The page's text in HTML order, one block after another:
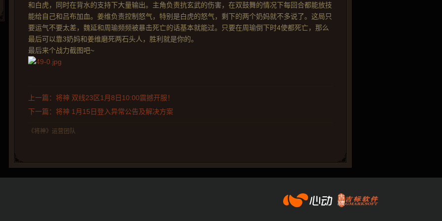
和白虎，同时在背水的支持下大量输出。主角负责抗玄武的伤害，在双鼓舞的情况下每回合都能放技
能给自己和吕布加血。姜维负责控制怒气，特别是白虎的怒气，剩下的两个奶妈就不多说了。这局只
要运气不要太差，魏延和周瑜频频被暴击死亡的话基本就能过。只要在周瑜倒下时4使都死亡，那么
最后可以靠3奶妈和姜维磨死两石头人，胜利就是你的。
最后来个战力截图吧~
上一篇：将神 双线23区1月8日10:00震撼开服！
下一篇：将神 1月15日登入异常公告及解决方案
《将神》运营团队
心动网络